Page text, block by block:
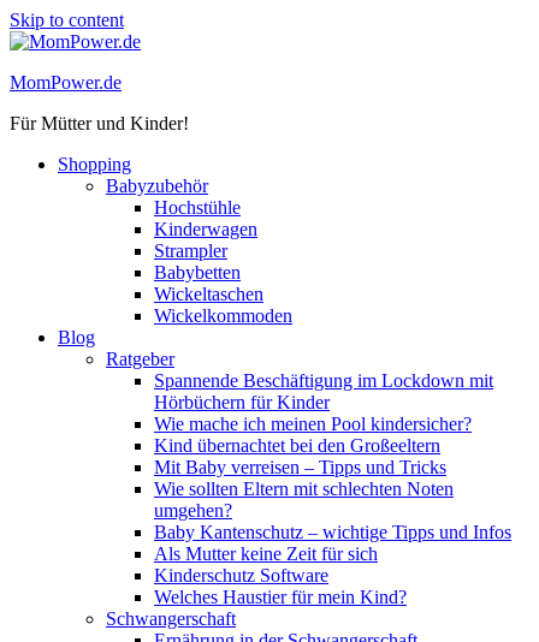
Skip to content
MomPower.de
Für Mütter und Kinder!
Shopping
Babyzubehör
Hochstühle
Kinderwagen
Strampler
Babybetten
Wickeltaschen
Wickelkommoden
Blog
Ratgeber
Spannende Beschäftigung im Lockdown mit
Hörbüchern für Kinder
Wie mache ich meinen Pool kindersicher?
Kind übernachtet bei den Großeeltern
Mit Baby verreisen – Tipps und Tricks
Wie sollten Eltern mit schlechten Noten
umgehen?
Baby Kantenschutz – wichtige Tipps und Infos
Als Mutter keine Zeit für sich
Kinderschutz Software
Welches Haustier für mein Kind?
Schwangerschaft